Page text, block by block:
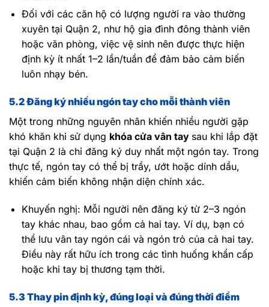
Đối với các căn hộ có lượng người ra vào thường
xuyên tại Quận 2, như hộ gia đình đông thành viên
hoặc văn phòng, việc vệ sinh nên được thực hiện
định kỳ ít nhất 1–2 lần/tuần để đảm bảo cảm biến
luôn nhạy bén.
5.2 Đăng ký nhiều ngón tay cho mỗi thành viên
Một trong những nguyên nhân khiến nhiều người gặp
khó khăn khi sử dụng khóa cửa vân tay sau khi lắp đặt
tại Quận 2 là chỉ đăng ký duy nhất một ngón tay. Trong
thực tế, ngón tay có thể bị trầy, ướt hoặc dính dầu,
khiến cảm biến không nhận diện chính xác.
Khuyến nghị: Mỗi người nên đăng ký từ 2–3 ngón
tay khác nhau, bao gồm cả hai tay. Ví dụ, bạn có
thể lưu vân tay ngón cái và ngón trỏ của cả hai tay.
Điều này rất hữu ích trong các tình huống khẩn cấp
hoặc khi tay bị thương tạm thời.
5.3 Thay pin định kỳ, đúng loại và đúng thời điểm